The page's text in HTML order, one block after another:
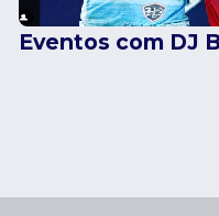
Eventos com DJ